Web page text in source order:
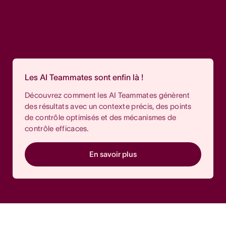
Les AI Teammates sont enfin là !
Découvrez comment les AI Teammates génèrent
des résultats avec un contexte précis, des points
de contrôle optimisés et des mécanismes de
contrôle efficaces.
En savoir plus